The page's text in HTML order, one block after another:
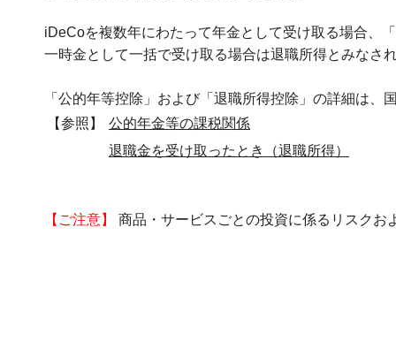
iDeCoを複数年にわたって年金として受け取る場合、
一時金として一括で受け取る場合は退職所得とみなさ
「公的年等控除」および「退職所得控除」の詳細は、
【参照】
公的年金等の課税関係
退職金を受け取ったとき（退職所得）
【ご注意】 商品・サービスごとの投資に係るリスクお